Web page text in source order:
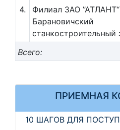
ПРИЕМНАЯ
10 ШАГОВ ДЛЯ
4.
Филиал ЗАО
Барановичский
станкостроительный
Всего: